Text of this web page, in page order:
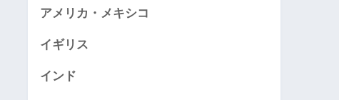
アメリカ・メキシコ
イギリス
インド